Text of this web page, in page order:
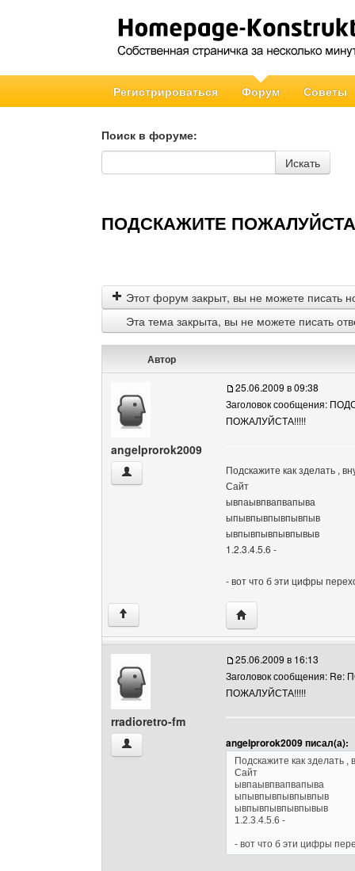
Регистрироваться Форум Советы
Поиск в форуме:
Поиск в форуме
Искать
ПОДСКАЖИТЕ
Этот форум закрыт, вы не можете писать
Эта тема закрыта, вы не можете писать
Автор
angelprorok2009
angelprorok2009 Посмотреть профиль
25.06.2009 в 09:38
Заголовок сообщения:
ПОЖАЛУЙСТА!!!!!
Подскажите как зделать ,
Сайт
ывпаывпвапвапыва
ыпывпывпывпывпыв
ывпывпывпывпывыв
1.2.3.4.5.6 -
- вот что б эти цифры
↑ Посетить сайт
rradioretro-fm
rradioretro-fm Посмотреть профиль
25.06.2009 в 16:13
Заголовок сообщения:
ПОЖАЛУЙСТА!!!!!
angelprorok2009 писал(а):
Подскажите как зделать
Сайт
ывпаывпвапвапыва
ыпывпывпывпывпыв
ывпывпывпывпывыв
1.2.3.4.5.6 -
- вот что б эти цифры